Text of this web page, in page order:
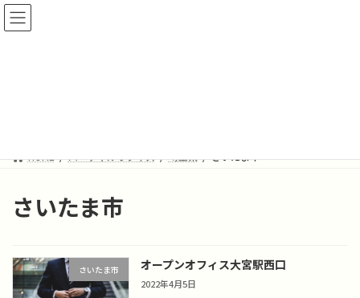
コ
ン
ナ
ビ
HOME バーチャルオフィス 埼玉県 さいたま市
さいたま市
さいたま市 オープンオフィス大宮駅西口
2022年4月5日